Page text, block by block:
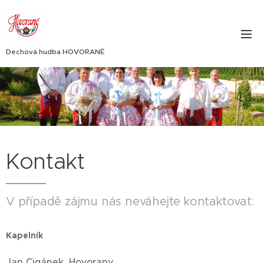
Dechová hudba HOVORANÉ
Kontakt
V případě zájmu nás neváhejte kontaktovat:
Kapelník